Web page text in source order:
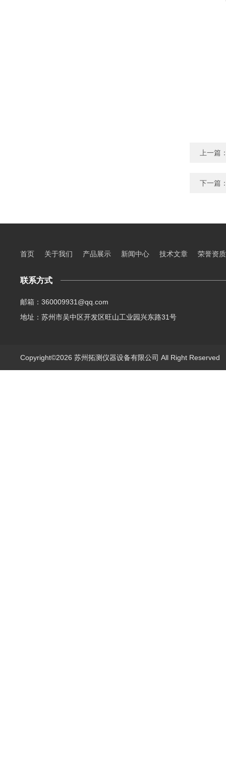
上一篇
下一篇
首页 关于我们 产品展示 新闻中心 技术文章 荣誉资质
联系方式
邮箱：360009931@qq.com
地址：苏州市吴中区开发区旺山工业园兴东路31号
Copyright©2026 苏州拓测仪器设备有限公司 All Right